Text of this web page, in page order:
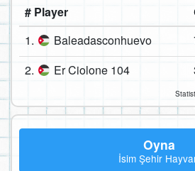
# Player
1.
Baleadasconhuevo
2. Er Ciolone 104
Oyna
İsim Şehir